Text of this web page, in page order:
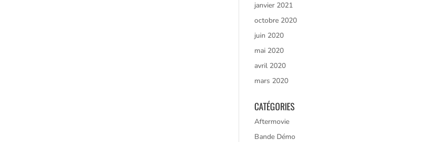
janvier 2021
octobre 2020
juin 2020
mai 2020
avril 2020
mars 2020
CATÉGORIES
Aftermovie
Bande Démo